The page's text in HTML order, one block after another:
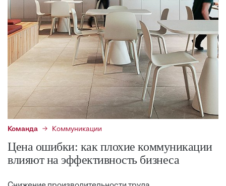
Команда Коммуникации
Цена ошибки: как плохие коммуникации
влияют на эффективность бизнеса